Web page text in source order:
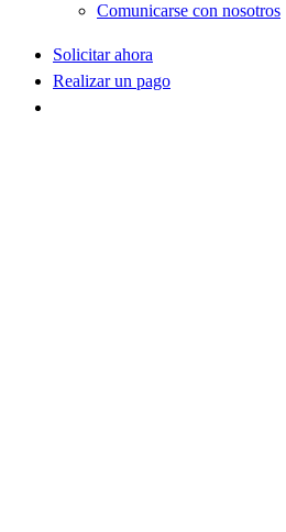
Comunicarse con nosotros
Solicitar ahora
Realizar un pago